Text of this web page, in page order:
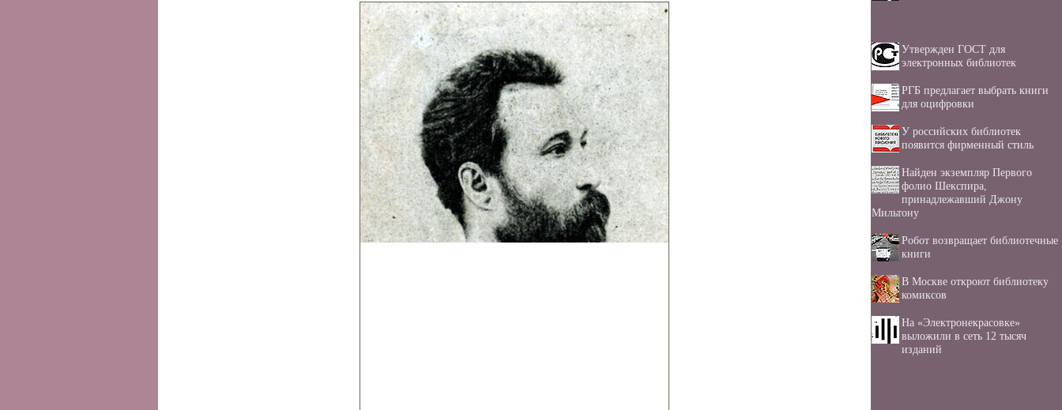
Утвержден ГОСТ для
электронных библиотек
РГБ предлагает выбрать книги
для оцифровки
У российских библиотек
появится фирменный стиль
Найден экземпляр Первого
фолио Шекспира,
принадлежавший Джону
Мильтону
Робот возвращает библиотечные
книги
В Москве откроют библиотеку
комиксов
На «Электронекрасовке»
выложили в сеть 12 тысяч
изданий